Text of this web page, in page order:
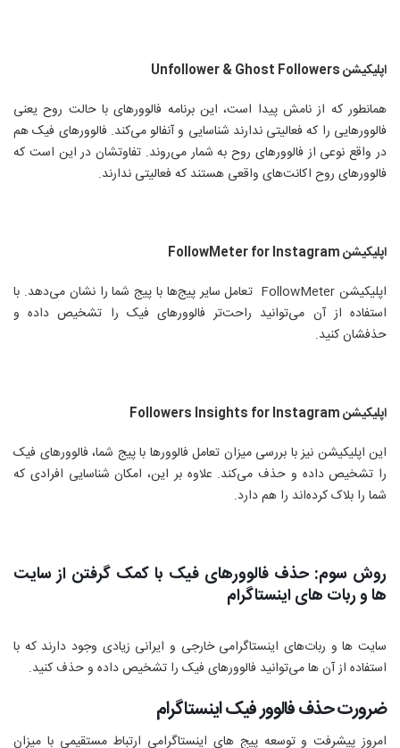
اپلیکیشنUnfollower & Ghost Followers
همانطور که از نامش پیدا است، این برنامه فالوورهای با حالت روح یعنی
فالوورهایی را که فعالیتی ندارند شناسایی و آنفالو می‌کند. فالوورهای فیک هم
در واقع نوعی از فالوورهای روح به شمار می‌روند. تفاوتشان در این است که
فالوورهای روح اکانت‌های واقعی هستند که فعالیتی ندارند.
اپلیکیشنFollowMeter for Instagram
اپلیکیشن FollowMeter تعامل سایر پیج‌ها با پیج شما را نشان می‌دهد. با
استفاده از آن می‌توانید راحت‌تر فالوورهای فیک را تشخیص داده و
حذفشان کنید.
اپلیکیشنFollowers Insights for Instagram
این اپلیکیشن نیز با بررسی میزان تعامل فالوورها با پیج شما، فالوورهای فیک
را تشخیص داده و حذف می‌کند. علاوه بر این، امکان شناسایی افرادی که
شما را بلاک کرده‌اند را هم دارد.
روش سوم: حذف فالوورهای فیک با کمک گرفتن از سایت
ها و ربات های اینستاگرام
سایت ها و ربات‌های اینستاگرامی خارجی و ایرانی زیادی وجود دارند که با
استفاده از آن ها می‌توانید فالوورهای فیک را تشخیص داده و حذف کنید.
ضرورت حذف فالوور فیک اینستاگرام
امروز پیشرفت و توسعه پیج های اینستاگرامی ارتباط مستقیمی با میزان